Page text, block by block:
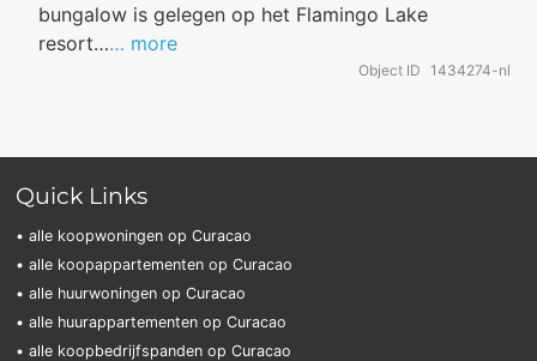
Object ID 1434274-nl
bungalow is gelegen op het Flamingo Lake
resort…… more
Quick Links
• alle koopwoningen op Curacao
• alle koopappartementen op Curacao
• alle huurwoningen op Curacao
• alle huurappartementen op Curacao
• alle koopbedrijfspanden op Curacao